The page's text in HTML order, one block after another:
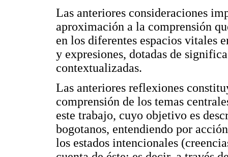
Las anteriores consideraciones
aproximación a la comprensión
en los diferentes espacios vitales
y expresiones, dotadas de
contextualizadas.
Las anteriores reflexiones
comprensión de los temas
este trabajo, cuyo objetivo es
bogotanos, entendiendo por
los estados intencionales